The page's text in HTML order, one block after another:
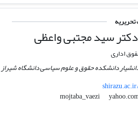
دکتر سید مجتبی واعظی
اداری
دانشکده حقوق و علوم سیاسی دانشگاه شیراز